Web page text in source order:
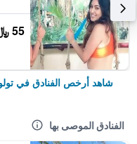
55 ﷼
شاهد أرخص الفنادق في
الفنادق الموصى بها